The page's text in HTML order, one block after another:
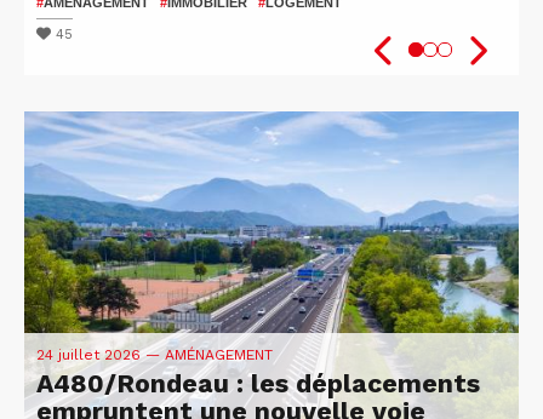
45
#SANTÉ
#VÉLO
24 juillet 2026— AMÉNAGEMENT
A480/Rondeau : les déplacements
empruntent une nouvelle voie